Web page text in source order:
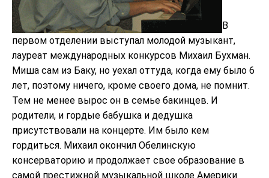
В
первом отделении выступал молодой музыкант,
лауреат международных конкурсов Михаил Бухман.
Миша сам из Баку, но уехал оттуда, когда ему было 6
лет, поэтому ничего, кроме своего дома, не помнит.
Тем не менее вырос он в семье бакинцев. И
родители, и гордые бабушка и дедушка
присутствовали на концерте. Им было кем
гордиться. Михаил окончил Обелинскую
консерваторию и продолжает свое образование в
самой престижной музыкальной школе Америки